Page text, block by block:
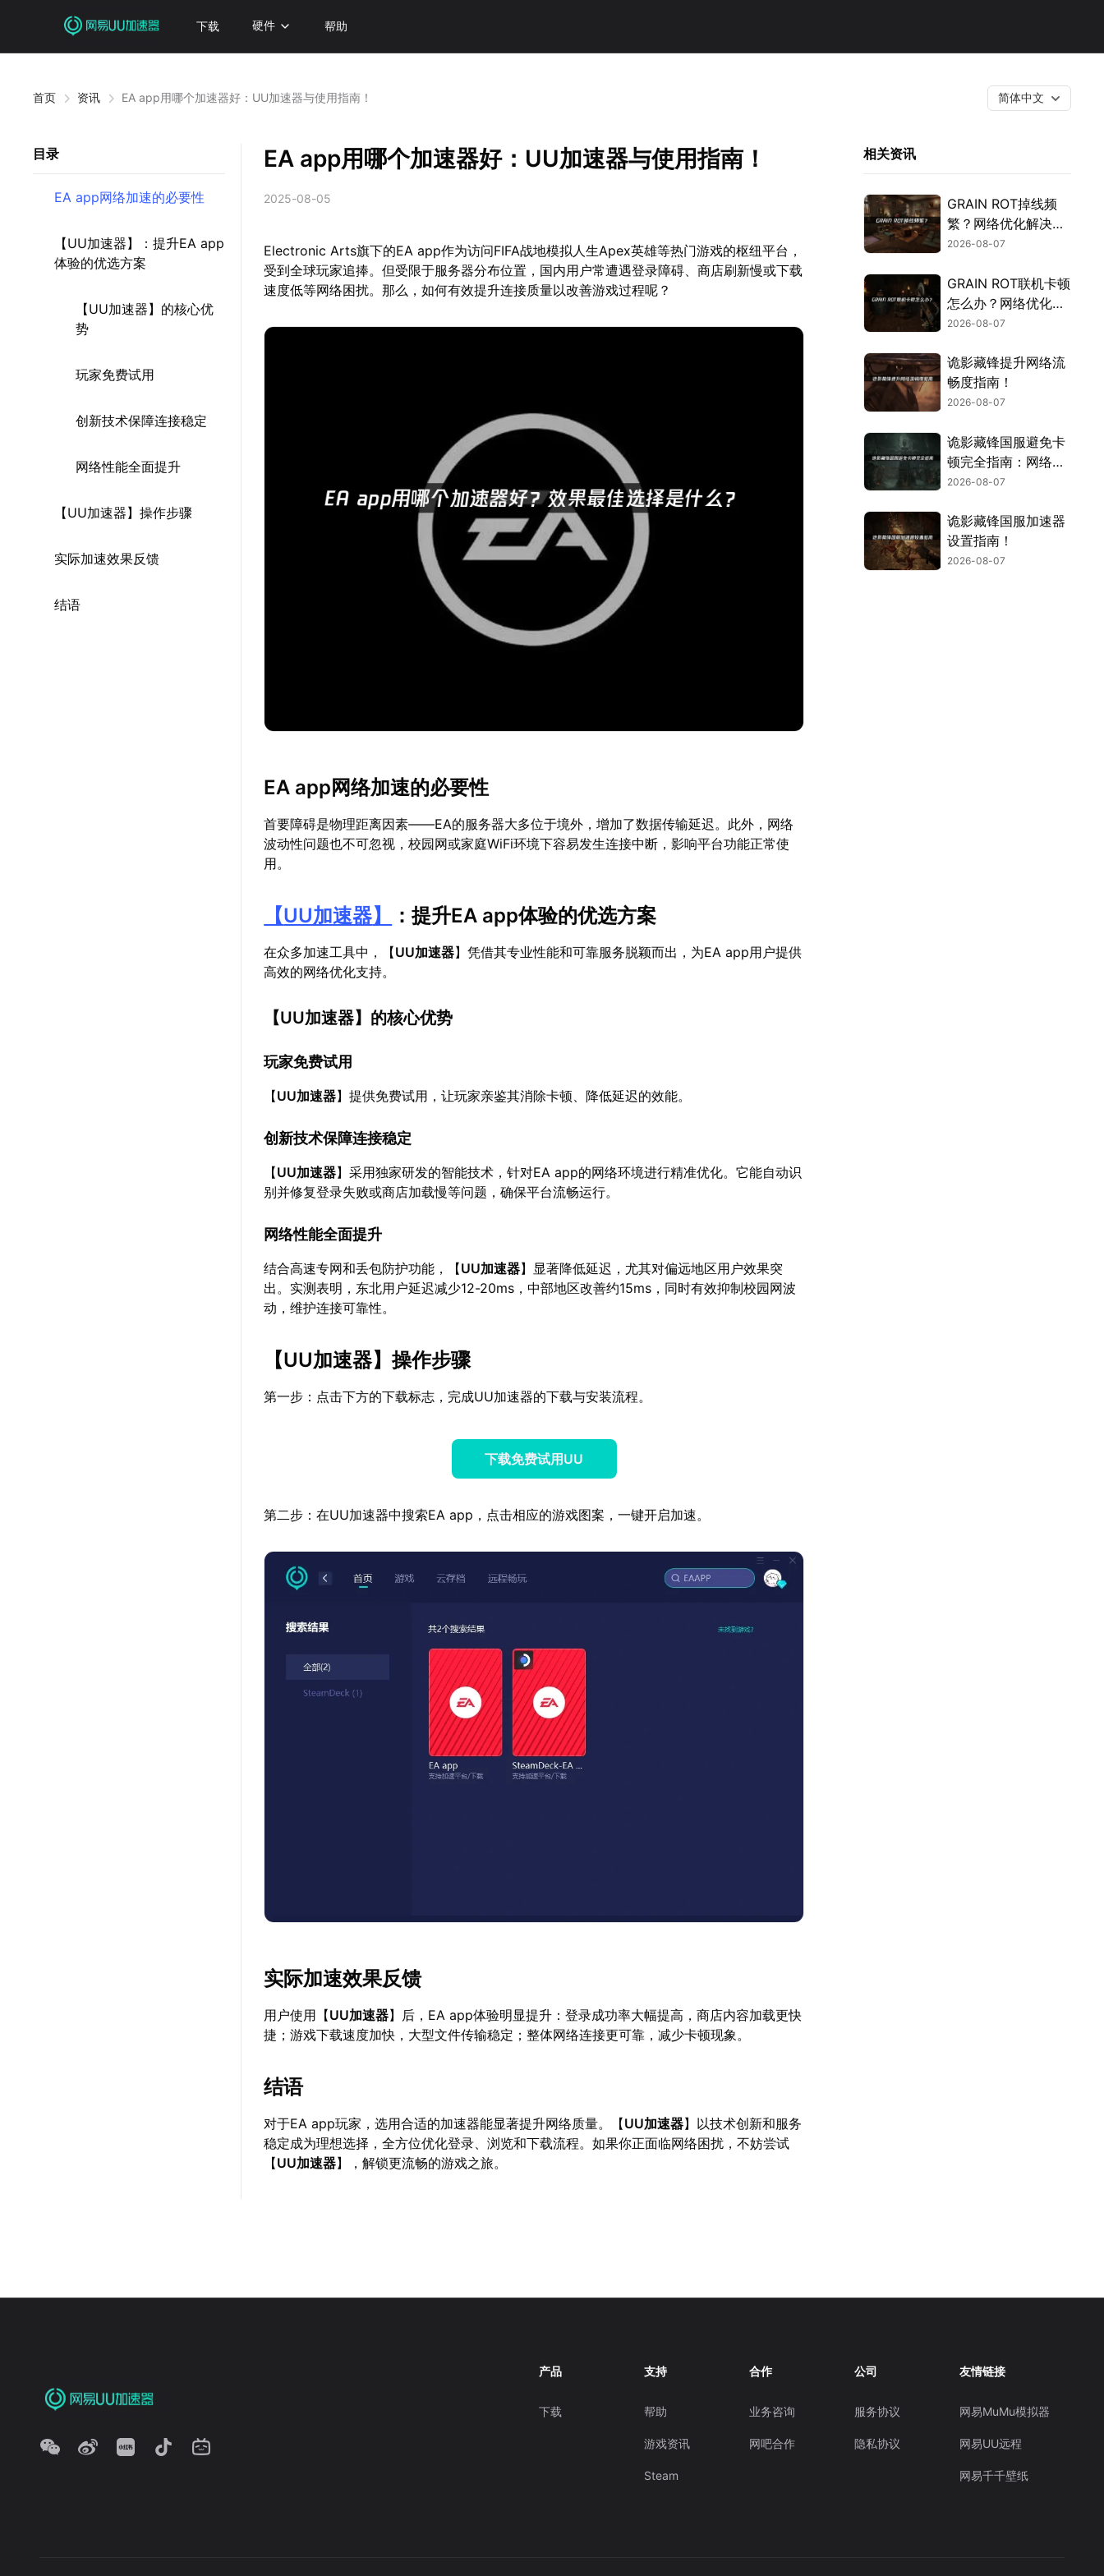
下载 硬件 帮助
首页 资讯 EA app用哪个加速器好：UU加速器与使用指南！ 简体中文
目录
EA app网络加速的必要性
【UU加速器】：提升EA app
体验的优选方案
【UU加速器】的核心优
势
玩家免费试用
创新技术保障连接稳定
网络性能全面提升
【UU加速器】操作步骤
实际加速效果反馈
结语
EA app用哪个加速器好：UU加速器与使用指南！
2025-08-05
Electronic Arts旗下的EA app作为访问FIFA战地模拟人生Apex英雄等热门游戏的枢纽平台，
受到全球玩家追捧。但受限于服务器分布位置，国内用户常遭遇登录障碍、商店刷新慢或下载
速度低等网络困扰。那么，如何有效提升连接质量以改善游戏过程呢？
EA app网络加速的必要性
首要障碍是物理距离因素——EA的服务器大多位于境外，增加了数据传输延迟。此外，网络
波动性问题也不可忽视，校园网或家庭WiFi环境下容易发生连接中断，影响平台功能正常使
用。
【UU加速器】 ：提升EA app体验的优选方案
在众多加速工具中，【UU加速器】凭借其专业性能和可靠服务脱颖而出，为EA app用户提供
高效的网络优化支持。
【UU加速器】的核心优势
玩家免费试用
【UU加速器】提供免费试用，让玩家亲鉴其消除卡顿、降低延迟的效能。
创新技术保障连接稳定
【UU加速器】采用独家研发的智能技术，针对EA app的网络环境进行精准优化。它能自动识
别并修复登录失败或商店加载慢等问题，确保平台流畅运行。
网络性能全面提升
结合高速专网和丢包防护功能，【UU加速器】显著降低延迟，尤其对偏远地区用户效果突
出。实测表明，东北用户延迟减少12-20ms，中部地区改善约15ms，同时有效抑制校园网波
动，维护连接可靠性。
【UU加速器】操作步骤
第一步：点击下方的下载标志，完成UU加速器的下载与安装流程。
下载免费试用UU
第二步：在UU加速器中搜索EA app，点击相应的游戏图案，一键开启加速。
实际加速效果反馈
用户使用【UU加速器】后，EA app体验明显提升：登录成功率大幅提高，商店内容加载更快
捷；游戏下载速度加快，大型文件传输稳定；整体网络连接更可靠，减少卡顿现象。
结语
对于EA app玩家，选用合适的加速器能显著提升网络质量。【UU加速器】以技术创新和服务
稳定成为理想选择，全方位优化登录、浏览和下载流程。如果你正面临网络困扰，不妨尝试
【UU加速器】，解锁更流畅的游戏之旅。
相关资讯
GRAIN ROT掉线频
繁？网络优化解决指
南！
2026-08-07
GRAIN ROT联机卡顿
怎么办？网络优化解
决方案！
2026-08-07
诡影藏锋提升网络流
畅度指南！
2026-08-07
诡影藏锋国服避免卡
顿完全指南：网络优
化与解决技巧！
2026-08-07
诡影藏锋国服加速器
设置指南！
2026-08-07
产品
下载
支持
帮助
游戏资讯
Steam
合作
业务咨询
网吧合作
公司
服务协议
隐私协议
友情链接
网易MuMu模拟器
网易UU远程
网易千千壁纸